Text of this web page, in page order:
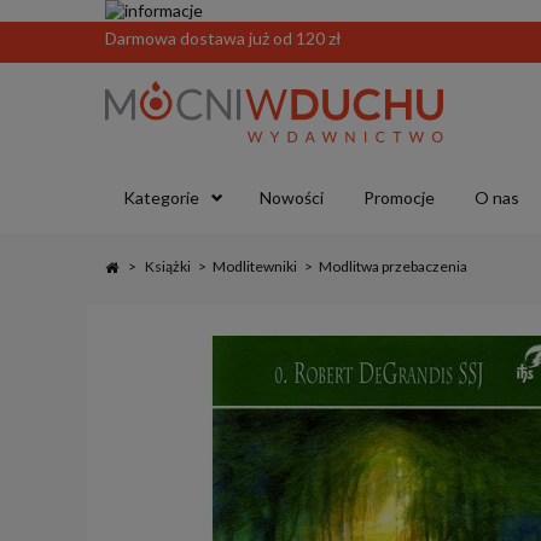
Darmowa dostawa już od 120 zł
Kategorie Nowości Promocje O nas
> Książki > Modlitewniki > Modlitwa przebaczenia